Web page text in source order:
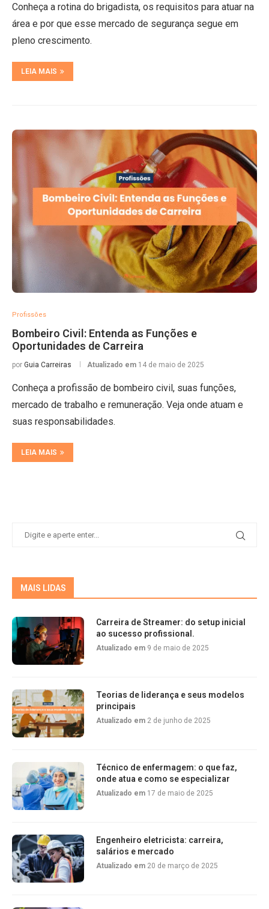
Conheça a rotina do brigadista, os requisitos para atuar na
área e por que esse mercado de segurança segue em
pleno crescimento.
LEIA MAIS
Profissões
Bombeiro Civil: Entenda as Funções e
Oportunidades de Carreira
por Guia Carreiras Atualizado em 14 de maio de 2025
Conheça a profissão de bombeiro civil, suas funções,
mercado de trabalho e remuneração. Veja onde atuam e
suas responsabilidades.
LEIA MAIS
MAIS LIDAS
Carreira de Streamer: do setup inicial
ao sucesso profissional.
Atualizado em 9 de maio de 2025
Teorias de liderança e seus modelos
principais
Atualizado em 2 de junho de 2025
Técnico de enfermagem: o que faz,
onde atua e como se especializar
Atualizado em 17 de maio de 2025
Engenheiro eletricista: carreira,
salários e mercado
Atualizado em 20 de março de 2025